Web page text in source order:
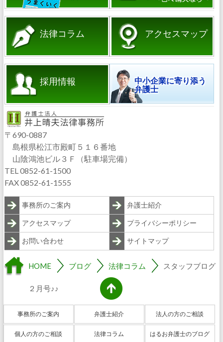
法律コラム アクセスマップ
採用情報
中小企業に寄り添う
弁護士
〒690-0887
島根県松江市殿町５１６番地
山陰鴻池ビル３Ｆ（駐車場完備）
TEL 0852-61-1500
FAX 0852-61-1555
事務所のご案内 弁護士紹介
アクセスマップ プライバシーポリシー
お問い合わせ サイトマップ
HOME ブログ 法律コラム スタッフブログ
２月号♪♪
事務所のご案内 弁護士紹介 法人の方のご相談
個人の方のご相談 法律コラム はるお弁護士のブログ